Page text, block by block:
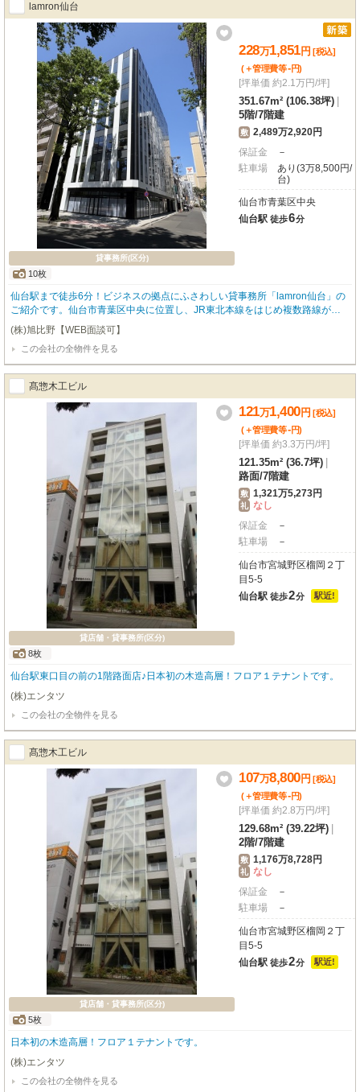
lamron仙台
貸事務所(区分)
10枚
228万1,851円 [税込]
(＋管理費等-円)
[坪単価 約2.1万円/坪]
351.67m² (106.38坪)
5階/7階建
敷 2,489万2,920円
保証金
－
駐車場
あり(3万8,500円/
台)
仙台市青葉区中央
仙台駅 徒歩6分
仙台駅まで徒歩6分！ビジネスの拠点にふさわしい貸事務所「lamron仙台」の
ご紹介です。仙台市青葉区中央に位置し、JR東北本線をはじめ複数路線が利
用できる仙台駅からのアクセスは大変良好。周辺にはコンビニや銀行、郵便
局、ドラッグストアが揃い、日々の業務をスムーズにサポートする環境が整っ
ています。広々とした専有面積351.67㎡の5階部分。OAフロア完備で快適なオ
フィス環境を実現します。個別空調で温度調整も自由自在、24時間セキュリテ
ィーで安心してお仕事に集中できます。エレベーター、照明器具付、男女別ト
イレ（共用部）も備わり、機能性も兼ね備えています。・分割貸し可能。・契
約形態 ：定期借家契約5年・解約不可期間：3年・ 床荷重：500㎏/㎡・駐車場
は普通車38,500円（税込）、ハイルーフ車は44,000円（税込）申込の審査に
て保証会社加入をお願いする場合があります。
(株)旭比野【WEB面談可】
この会社の全物件を見る
髙惣木工ビル
貸店舗・貸事務所(区分)
8枚
121万1,400円 [税込]
(＋管理費等-円)
[坪単価 約3.3万円/坪]
121.35m² (36.7坪)
路面/7階建
敷 1,321万5,273円
礼 なし
保証金
－
駐車場
－
仙台市宮城野区榴岡２丁
目5-5
仙台駅 徒歩2分 駅近!
仙台駅東口目の前の1階路面店♪日本初の木造高層！フロア１テナントです。
(株)エンタツ
この会社の全物件を見る
髙惣木工ビル
貸店舗・貸事務所(区分)
5枚
107万8,800円 [税込]
(＋管理費等-円)
[坪単価 約2.8万円/坪]
129.68m² (39.22坪)
2階/7階建
敷 1,176万8,728円
礼 なし
保証金
－
駐車場
－
仙台市宮城野区榴岡２丁
目5-5
仙台駅 徒歩2分 駅近!
日本初の木造高層！フロア１テナントです。
(株)エンタツ
この会社の全物件を見る